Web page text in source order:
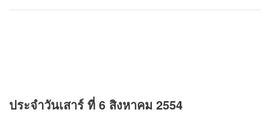
ประจำวันเสาร์ ที่ 6 สิงหาคม 2554